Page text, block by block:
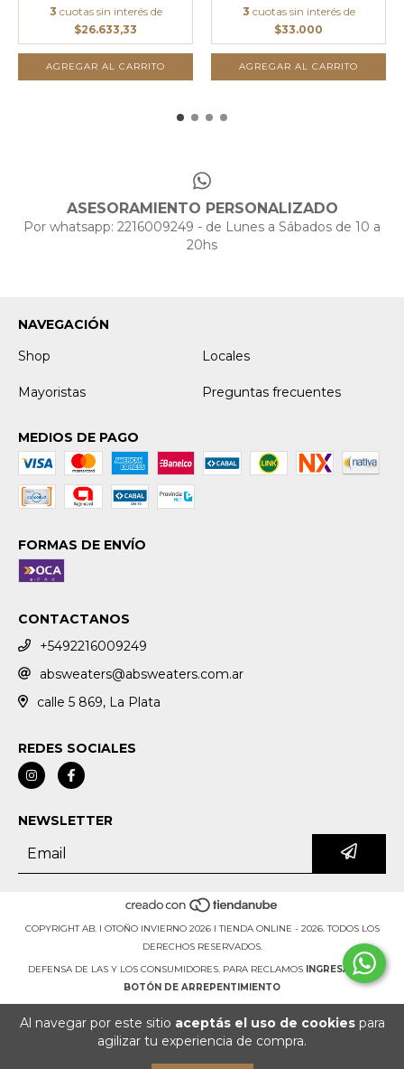
Al navegar por este sitio aceptás el uso de cookiespara
agilizar tu experiencia de compra.
3 cuotas sin interés de
$26.633,33
AGREGAR AL CARRITO
3 cuotas sin interés de
$33.000
AGREGAR AL CARRITO
ASESORAMIENTO PERSONALIZADO
Por whatsapp: 2216009249 - de Lunes a Sábados de 10 a
20hs
NAVEGACIÓN
Shop
Locales
Mayoristas Preguntas frecuentes
MEDIOS DE PAGO
FORMAS DE ENVÍO
CONTACTANOS
+5492216009249
absweaters@absweaters.com.ar
calle 5 869, La Plata
REDES SOCIALES
NEWSLETTER
COPYRIGHT AB. I OTOÑO INVIERNO 2026 I TIENDA ONLINE - 2026. TODOS LOS
DERECHOS RESERVADOS.
DEFENSA DE LAS Y LOS CONSUMIDORES. PARA RECLAMOS
INGRESÁ ACÁ.
BOTÓN DE ARREPENTIMIENTO